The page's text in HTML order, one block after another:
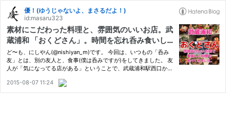
優！(ゆうじゃないよ、まさるだよ！)
id:masaru323
素材にこだわった料理と、雰囲気のいいお店。武
蔵浦和 「おくどさん」。時間を忘れ呑み食いし
てきました。
ど〜も、にしやん(@nishiyan_m)です。 今回は、いつもの「呑み
友」とは、別の友人と、食事(僕は呑みですが)をしてきました。 友
人が「気になってる店がある」ということで、武蔵浦和駅西口から
どさん」へ。 おくどさん - 武蔵浦和/豚しゃぶ [食べログ] 入口…
2015-08-07 11:24